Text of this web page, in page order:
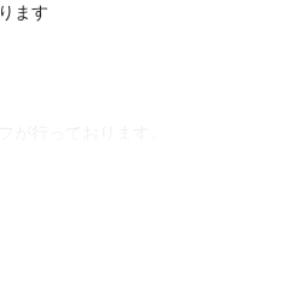
ます
ォーム、室内リフォーム、水